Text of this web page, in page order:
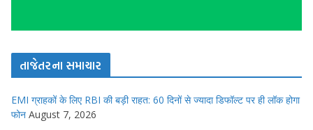
તાજેતરના સમાચાર
EMI ग्राहकों के लिए RBI की बड़ी राहत: 60 दिनों से ज्यादा डिफॉल्ट पर ही लॉक होगा
फोन August 7, 2026